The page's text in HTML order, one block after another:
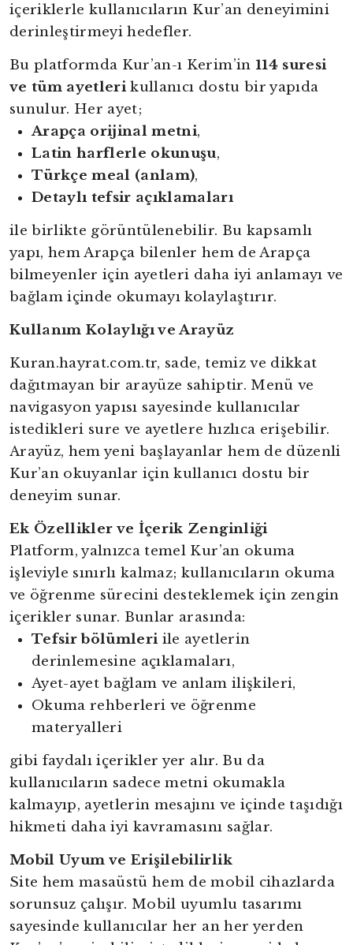
içeriklerle kullanıcıların Kur’an deneyimini
derinleştirmeyi hedefler.
Bu platformda Kur’an-ı Kerim’in 114 suresi
ve tüm ayetlerikullanıcı dostu bir yapıda
sunulur. Her ayet;
Arapça orijinal metni,
Latin harflerle okunuşu,
Türkçe meal (anlam),
Detaylı tefsir açıklamaları
ile birlikte görüntülenebilir. Bu kapsamlı
yapı, hem Arapça bilenler hem de Arapça
bilmeyenler için ayetleri daha iyi anlamayı ve
bağlam içinde okumayı kolaylaştırır.
Kullanım Kolaylığı ve Arayüz
Kuran.hayrat.com.tr, sade, temiz ve dikkat
dağıtmayan bir arayüze sahiptir. Menü ve
navigasyon yapısı sayesinde kullanıcılar
istedikleri sure ve ayetlere hızlıca erişebilir.
Arayüz, hem yeni başlayanlar hem de düzenli
Kur’an okuyanlar için kullanıcı dostu bir
deneyim sunar.
Ek Özellikler ve İçerik Zenginliği
Platform, yalnızca temel Kur’an okuma
işleviyle sınırlı kalmaz; kullanıcıların okuma
ve öğrenme sürecini desteklemek için zengin
içerikler sunar. Bunlar arasında:
Tefsir bölümleriile ayetlerin
derinlemesine açıklamaları,
Ayet-ayet bağlam ve anlam ilişkileri,
Okuma rehberleri ve öğrenme
materyalleri
gibi faydalı içerikler yer alır. Bu da
kullanıcıların sadece metni okumakla
kalmayıp, ayetlerin mesajını ve içinde taşıdığı
hikmeti daha iyi kavramasını sağlar.
Mobil Uyum ve Erişilebilirlik
Site hem masaüstü hem de mobil cihazlarda
sorunsuz çalışır. Mobil uyumlu tasarımı
sayesinde kullanıcılar her an her yerden